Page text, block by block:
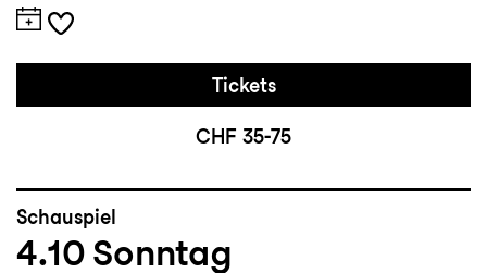
Tickets
CHF 35-75
Schauspiel
4.10 Sonntag